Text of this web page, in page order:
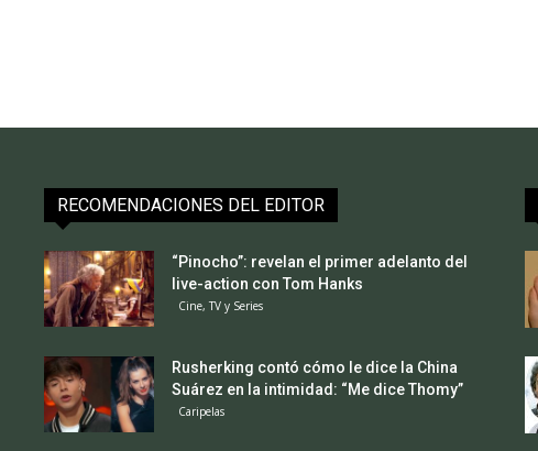
RECOMENDACIONES DEL EDITOR
“Pinocho”: revelan el primer adelanto del
live-action con Tom Hanks
Cine, TV y Series
Rusherking contó cómo le dice la China
Suárez en la intimidad: “Me dice Thomy”
Caripelas